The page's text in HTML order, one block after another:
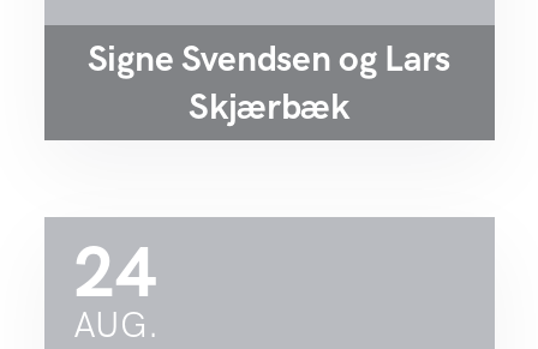
Signe Svendsen og Lars
Skjærbæk
24
AUG.